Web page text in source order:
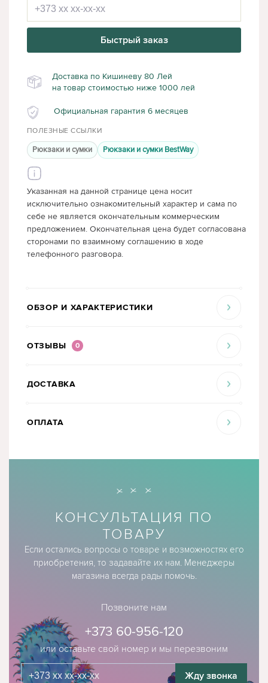
Быстрый заказ
Доставка по Кишиневу 80 Лей
на товар стоимостью ниже 1000 лей
Официальная гарантия 6 месяцев
ПОЛЕЗНЫЕ ССЫЛКИ
Рюкзаки и сумки Рюкзаки и сумки BestWay
Указанная на данной странице цена носит
исключительно ознакомительный характер и сама по
себе не является окончательным коммерческим
предложением. Окончательная цена будет согласована
сторонами по взаимному соглашению в ходе
телефонного разговора.
ОБЗОР И ХАРАКТЕРИСТИКИ
ОТЗЫВЫ 0
ДОСТАВКА
ОПЛАТА
КОНСУЛЬТАЦИЯ ПО
ТОВАРУ
Если остались вопросы о товаре и возможностях его
приобретения, то задавайте их нам. Менеджеры
магазина всегда рады помочь.
Позвоните нам
или оставьте свой номер и мы перезвоним
+373 60-956-120
Жду звонка